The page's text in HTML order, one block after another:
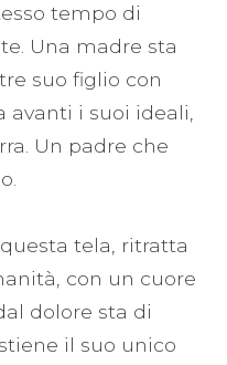
tempo di
Una madre sta
suo figlio con
avanti i suoi ideali,
Un padre che
tela, ritratta
con un cuore
dolore sta di
il suo unico